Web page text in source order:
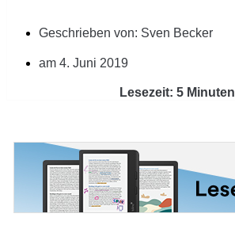
Geschrieben von: Sven Becker
am 4. Juni 2019
Lesezeit: 5 Minuten